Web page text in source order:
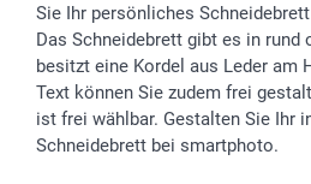
Geschenk-Gutscheine (PDF)
Partnerprogramme
Investor Relations
B2B smartbusiness
Widerrufsrecht
Hochzeit
Geburtstag
Geburt
Zu allen Anlässen
Zahlungsmöglichkeiten
Anmelden /Registrieren
Sitemap
Status der Bestellung
smartfriends
Sie Ihr persönliches
Das Schneidebrett gibt es in rund
besitzt eine Kordel aus Leder am
Text können Sie zudem frei
ist frei wählbar. Gestalten Sie Ihr
Schneidebrett bei smartphoto.